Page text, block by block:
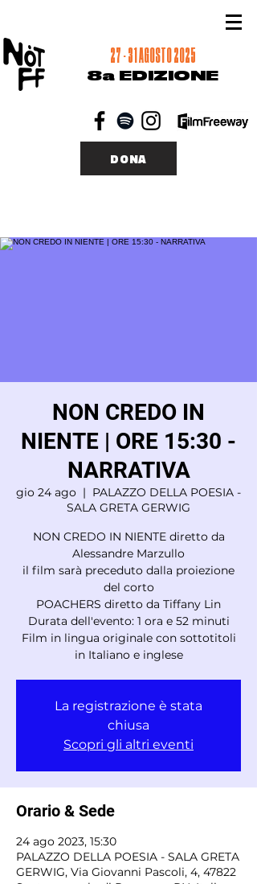
27 - 31 AGOSTO 2025
8a EDIZIONE
DONA
NON CREDO IN
NIENTE | ORE 15:30 -
NARRATIVA
gio 24 ago
  |
PALAZZO DELLA POESIA -
SALA GRETA GERWIG
NON CREDO IN NIENTE diretto da
Alessandre Marzullo
il film sarà preceduto dalla proiezione
del corto
POACHERS diretto da Tiffany Lin
Durata dell'evento: 1 ora e 52 minuti
Film in lingua originale con sottotitoli
in Italiano e inglese
La registrazione è stata
chiusa
Scopri gli altri eventi
Orario & Sede
24 ago 2023, 15:30
PALAZZO DELLA POESIA - SALA GRETA
GERWIG, Via Giovanni Pascoli, 4, 47822